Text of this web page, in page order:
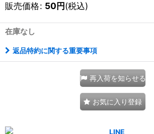
販売価格: 50円(税込)
在庫なし
返品特約に関する重要事項
再入荷を知らせる
お気に入り登録